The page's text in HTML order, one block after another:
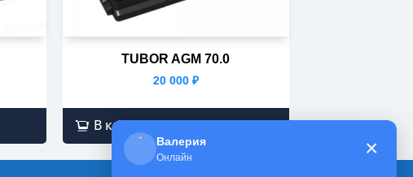
TUBOR AGM 70.0
20 000 ₽
В корзину
Валерия
Онлайн ×